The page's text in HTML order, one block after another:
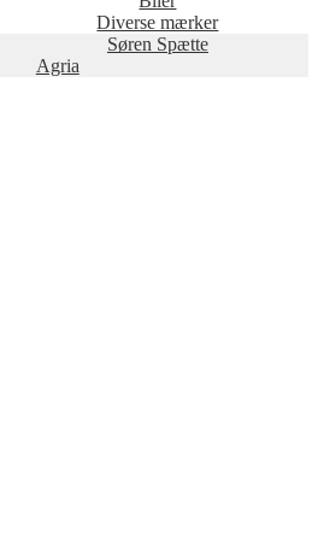
Diverse mærker
Søren Spætte
Agria